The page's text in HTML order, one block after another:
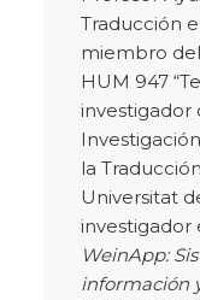
Traducción
miembro
HUM 947
investigador
la
Universitat
investigador
WeinApp:
información